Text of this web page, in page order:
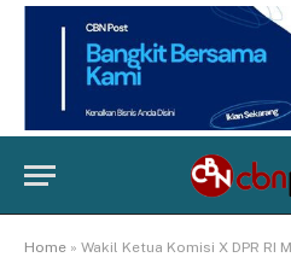
Home » Wakil Ketua Komisi X DPR RI